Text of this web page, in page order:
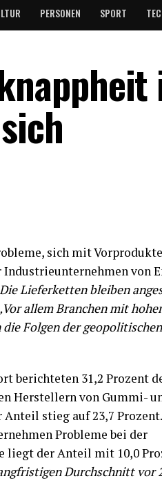
PERSONEN SPORT
sich mit
von
Lieferketten bleiben
allem Branchen mit
Folgen der geopolitischen
berichteten 31,2 Prozent
Herstellern von Gummi-
stieg auf 23,7
Probleme bei der
liegt der Anteil mit 10,0
Durchschnitt vor